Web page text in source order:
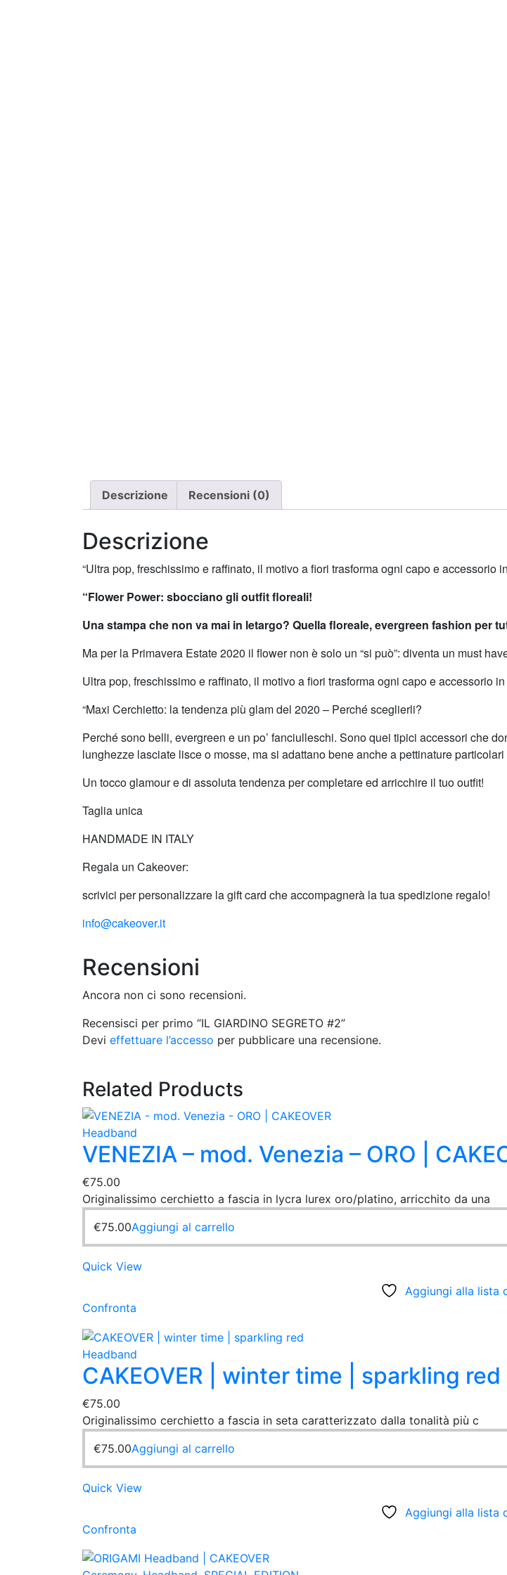
Descrizione Recensioni (0)
Descrizione
“Ultra pop, freschissimo e raffinato, il motivo a fiori trasforma ogni capo e accessorio
“Flower Power: sbocciano gli outfit floreali!
Una stampa che non va mai in letargo? Quella floreale, evergreen fashion per
Ma per la Primavera Estate 2020 il flower non è solo un “si può”: diventa un must
Ultra pop, freschissimo e raffinato, il motivo a fiori trasforma ogni capo e accessorio
“Maxi Cerchietto: la tendenza più glam del 2020 – Perché sceglierli?
Perché sono belli, evergreen e un po’ fanciulleschi. Sono quei tipici accessori che
lunghezze lasciate lisce o mosse, ma si adattano bene anche a pettinature
Un tocco glamour e di assoluta tendenza per completare ed arricchire il tuo outfit!
Taglia unica
HANDMADE IN ITALY
Regala un Cakeover:
scrivici per personalizzare la gift card che accompagnerà la tua spedizione regalo!
info@cakeover.it
Recensioni
Ancora non ci sono recensioni.
Recensisci per primo “IL GIARDINO SEGRETO #2”
Devi effettuare l’accesso per pubblicare una recensione.
Related Products
Headband
VENEZIA – mod. Venezia – ORO |
€75.00
Originalissimo cerchietto a fascia in lycra lurex oro/platino, arricchito da una
€75.00Aggiungi al carrello
Quick View
Aggiungi alla lista
Confronta
Headband
CAKEOVER | winter time | sparkling red
€75.00
Originalissimo cerchietto a fascia in seta caratterizzato dalla tonalità più c
€75.00Aggiungi al carrello
Quick View
Aggiungi alla lista
Confronta